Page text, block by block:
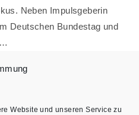
Website und unseren Service zu
Neben Impulsgeberin
Deutschen Bundestag und